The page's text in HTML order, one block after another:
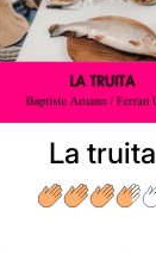
La truita